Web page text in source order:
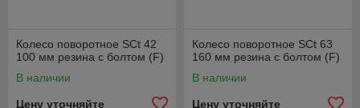
Колесо поворотное SCt 42
100 мм резина с болтом (F)
В наличии
Цену уточняйте
Колесо поворотное SCt 63
160 мм резина с болтом (F)
В наличии
Цену уточняйте